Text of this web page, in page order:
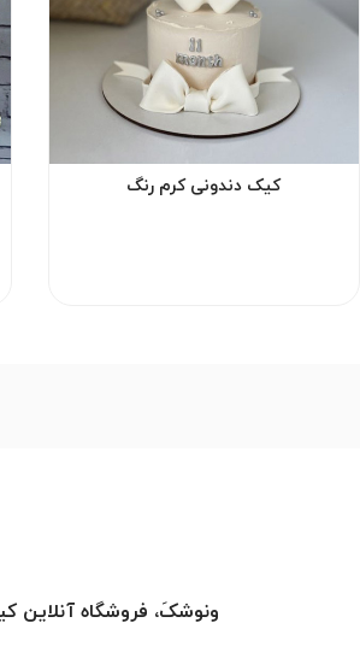
کیک دندونی کرم رنگ
ونوشکَ، فروشگاه آنلاین